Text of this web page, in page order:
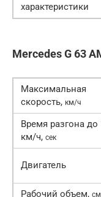
характеристики
Mercedes G 63
Максимальная
скорость, км/ч
Время разгона до
км/ч, сек
Двигатель
Рабочий объем,